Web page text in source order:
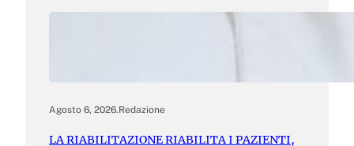
Agosto 6, 2026.Redazione
LA RIABILITAZIONE RIABILITA I PAZIENTI,